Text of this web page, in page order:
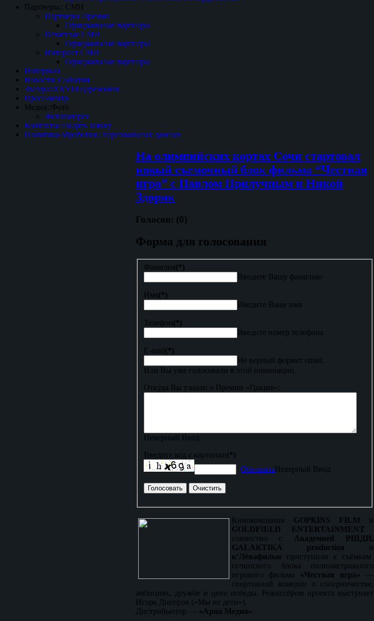
Партнеры:: СМИ
Партнеры Премии
Официальные партнеры
Печатные СМИ
Официальные партнеры
Интернет СМИ
Официальные партнеры
Интервью
Новости::События
Звезды::XXVIII церемонии
Пресс-центр
Медиа::Фото
Фотогалерея
Контакты::Подать заявку
Политика обработки:: персональных данных
На олимпийских кортах Сочи стартовал
новый съемочный блок фильма “Честная
игра” с Павлом Прилучным и Никой
Здорик
Голосов: (0)
Форма для голосования
Фамилия(*)
Введите Вашу фамилию
Имя(*)
Введите Ваше имя
Телефон(*)
Введите номер телефона
E-mail(*)
Не верный формат email.
Или Вы уже голосовали в этой номинации.
Откуда Вы узнали о Премии «Грация»:
Неверный Ввод
Введите код с картинки(*)
ОбновитьНеверный Ввод
Кинокомпании GOPKINS FILM и
GOLDFIELD ENTERTAINMENT
совместно с Академией
РШДИ,
GALAKTIKA production и
к’Лёвафильм приступили к съёмкам
сочинского блока полнометражного
игрового фильма «Честная игра» —
спортивной комедии о соперничестве,
амбициях, дружбе и цене победы. Режиссёром проекта выступает
Игорь Днепров («Мы не дети»).
Дистрибьютор — «Арна Медиа».